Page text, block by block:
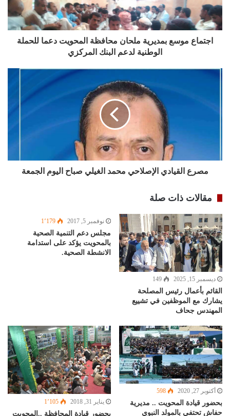
اجتماع موسع بمديرية ملحان محافظة المحويت دعما للحملة
الوطنية لدعم البنك المركزي
مصرع القيادي الإصلاحي محمد الغيلي صباح اليوم الجمعة
مقالات ذات صلة
ديسمبر 15, 2025 149
القائم بأعمال رئيس المصلحة
يشارك مع الموظفين في تشييع
المهندس جحاف
نوفمبر 5, 2017 1٬179
مجلس دعم التنمية الصحية
بالمحويت يؤكد على استدامة
الانشطة الصحية.
أكتوبر 27, 2020 598
بحضور قيادة المحويت .. مديرية
حفاش تحتفي بالمولد النبوي
يناير 31, 2018 1٬105
بحضور قيادة المحافظة ..المحويت